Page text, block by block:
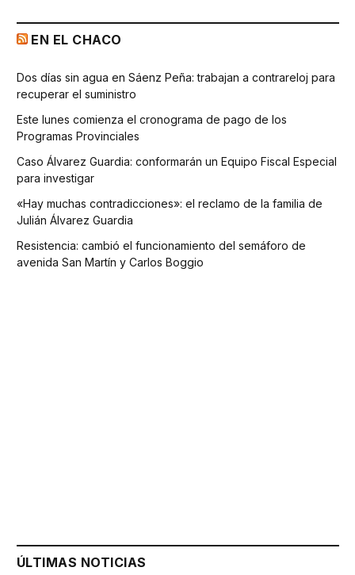
EN EL CHACO
Dos días sin agua en Sáenz Peña: trabajan a contrareloj para
recuperar el suministro
Este lunes comienza el cronograma de pago de los
Programas Provinciales
Caso Álvarez Guardia: conformarán un Equipo Fiscal Especial
para investigar
«Hay muchas contradicciones»: el reclamo de la familia de
Julián Álvarez Guardia
Resistencia: cambió el funcionamiento del semáforo de
avenida San Martín y Carlos Boggio
ÚLTIMAS NOTICIAS